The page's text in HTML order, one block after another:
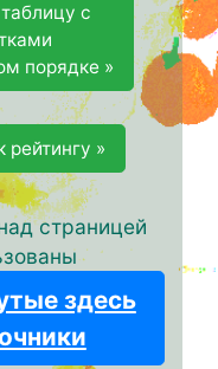
с
порядке »
рейтингу »
страницей
здесь